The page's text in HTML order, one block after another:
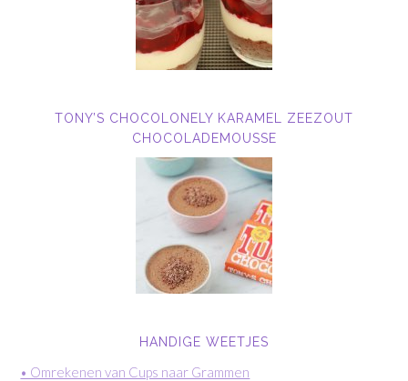
TONY’S CHOCOLONELY KARAMEL ZEEZOUT
CHOCOLADEMOUSSE
HANDIGE WEETJES
• Omrekenen van Cups naar Grammen